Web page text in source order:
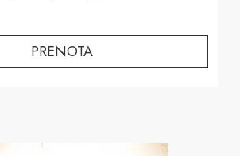
PRENOTA